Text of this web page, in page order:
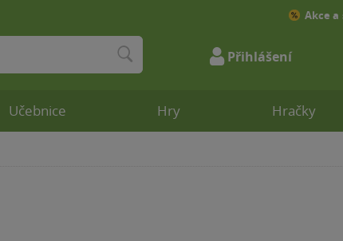
Učebnice Hry Hračky
Akce a
Přihlášení